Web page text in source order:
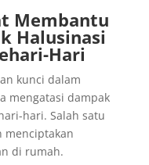
Membantu
Halusinasi
Hari
kunci dalam
mengatasi dampak
hari. Salah satu
menciptakan
di rumah.